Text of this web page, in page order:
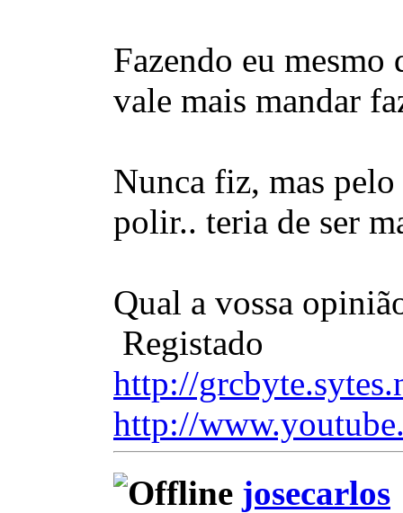
Fazendo eu
vale mais mandar
Nunca fiz, mas
polir.. teria de ser
Qual a vossa
Registado
http://
http://
josecarlos